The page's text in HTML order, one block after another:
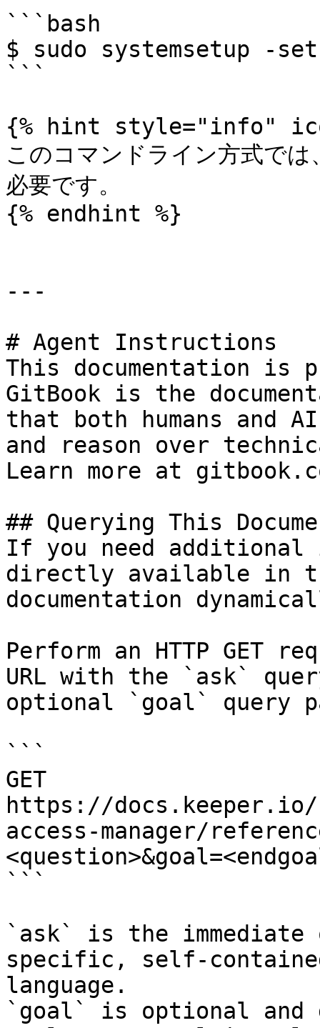
```bash
$ sudo systemsetup -
```
{% hint style="info"
このコマンドライン方式
必要です。
{% endhint %}
---
# Agent Instructions
This documentation is
GitBook is the
that both humans and
and reason over
Learn more at
## Querying This
If you need
directly available in
documentation
Perform an HTTP GET
URL with the `ask`
optional `goal` query
```
GET
https://
access-manager/
```
`ask` is the
specific, self-
language.
`goal` is optional and